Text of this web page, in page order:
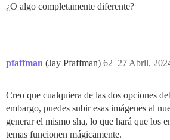
¿O algo completamente diferente?
pfaffman (Jay Pfaffman) 27 Abril,
62
Creo que cualquiera de las dos opciones
embargo, puedes subir esas imágenes al
generar el mismo sha, lo que hará que los
temas funcionen mágicamente.